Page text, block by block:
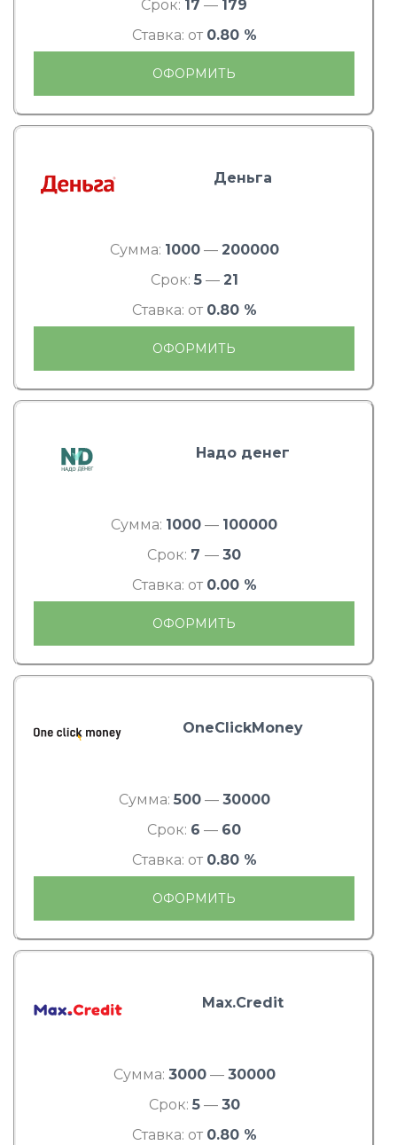
Срок: 17 — 179
Ставка: от 0.80 %
ОФОРМИТЬ
Деньга
Сумма: 1000— 200000
Срок: 5— 21
Ставка: от 0.80 %
ОФОРМИТЬ
Надо денег
Сумма: 1000 — 100000
Срок: 7 — 30
Ставка: от 0.00 %
ОФОРМИТЬ
OneClickMoney
Сумма: 500— 30000
Срок: 6 — 60
Ставка: от 0.80 %
ОФОРМИТЬ
Max.Credit
Сумма: 3000— 30000
Срок: 5— 30
Ставка: от 0.80 %